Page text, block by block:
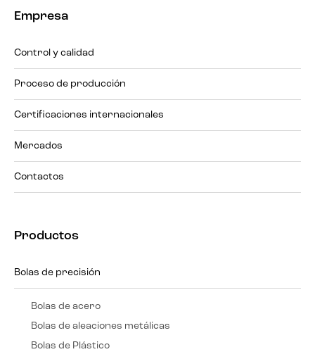
Empresa
Control y calidad
Proceso de producción
Certificaciones internacionales
Mercados
Contactos
Productos
Bolas de precisión
Bolas de acero
Bolas de aleaciones metálicas
Bolas de Plástico